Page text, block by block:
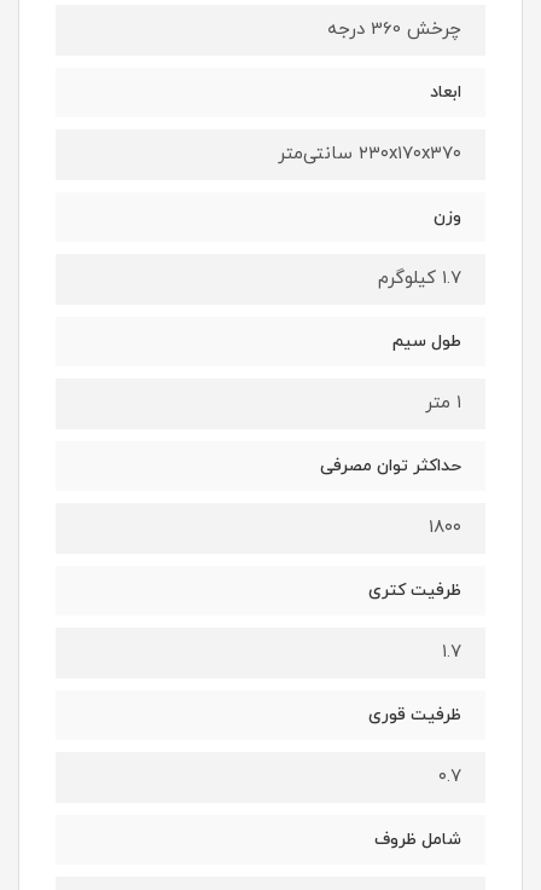
چرخش 360 درجه
ابعاد
۲۳۰x۱۷۰x۳۷۰ سانتی‌متر
وزن
۱.۷ کیلوگرم
طول سیم
۱ متر
حداکثر توان مصرفی
۱۸۰۰
ظرفیت کتری
۱.۷
ظرفیت قوری
۰.۷
شامل ظروف